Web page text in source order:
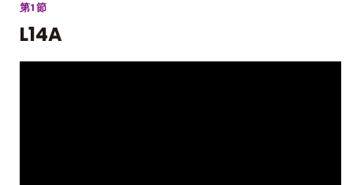
第1節
L14A